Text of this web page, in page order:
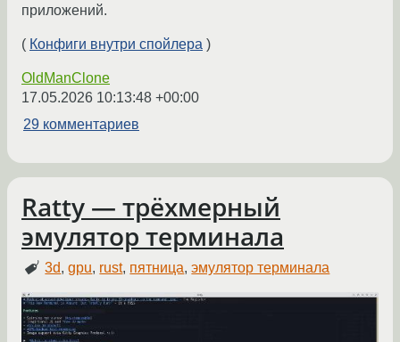
приложений.
( Конфиги внутри спойлера )
OldManClone
17.05.2026 10:13:48 +00:00
29 комментариев
Ratty — трёхмерный
эмулятор терминала
3d,gpu, rust, пятница,эмулятор терминала